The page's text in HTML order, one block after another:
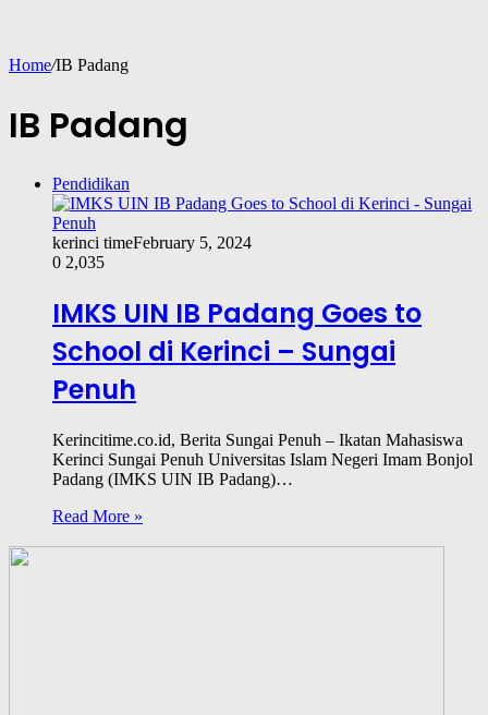
Home/IB Padang
IB Padang
Pendidikan
kerinci timeFebruary 5, 2024
0 2,035
IMKS UIN IB Padang Goes to
School di Kerinci – Sungai
Penuh
Kerincitime.co.id, Berita Sungai Penuh – Ikatan Mahasiswa
Kerinci Sungai Penuh Universitas Islam Negeri Imam Bonjol
Padang (IMKS UIN IB Padang)…
Read More »